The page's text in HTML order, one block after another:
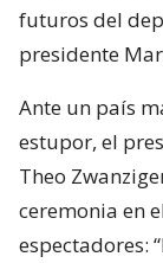
futuros del
presidente
Ante un país
estupor, el
Theo
ceremonia en
espectadores: